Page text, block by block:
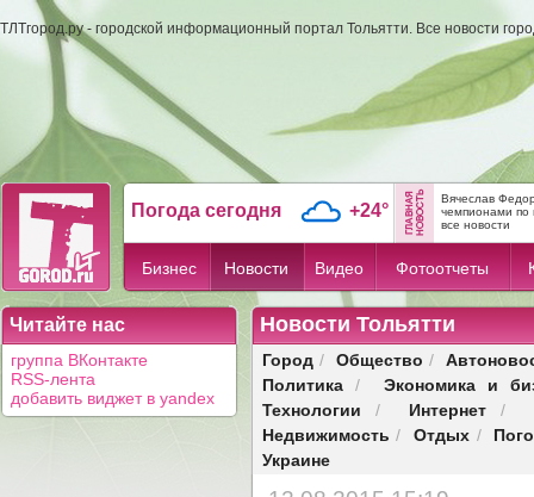
ТЛТгород.ру - городской информационный портал Тольятти. Все новости
Погода сегодня +24°
Вячеслав
чемпионами по
все новости
Бизнес Новости Видео Фотоотчеты
Читайте нас
группа ВКонтакте
RSS-лента
добавить виджет в yandex
Новости Тольятти
Город / Общество /
Политика /
Экономика и
Технологии / Интернет/
Недвижимость / Отдых /
Украине